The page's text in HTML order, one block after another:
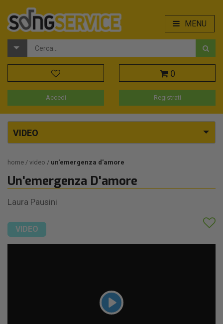
MENU
0
Accedi Registrati
VIDEO
home video un'emergenza d'amore
Un'emergenza D'amore
Laura Pausini
VIDEO
Play